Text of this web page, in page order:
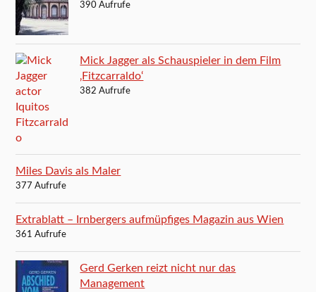
390 Aufrufe
Mick Jagger als Schauspieler in dem Film
‚Fitzcarraldo‘
382 Aufrufe
Miles Davis als Maler
377 Aufrufe
Extrablatt – Irnbergers aufmüpfiges Magazin aus Wien
361 Aufrufe
Gerd Gerken reizt nicht nur das
Management